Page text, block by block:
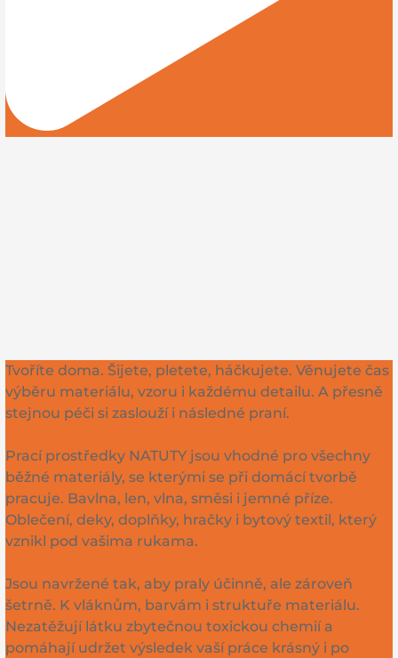
Tvoříte doma. Šijete, pletete, háčkujete. Věnujete čas
výběru materiálu, vzoru i každému detailu. A přesně
stejnou péči si zaslouží i následné praní.
Prací prostředky NATUTY jsou vhodné pro všechny
běžné materiály, se kterými se při domácí tvorbě
pracuje. Bavlna, len, vlna, směsi i jemné příze.
Oblečení, deky, doplňky, hračky i bytový textil, který
vznikl pod vašima rukama.
Jsou navržené tak, aby praly účinně, ale zároveň
šetrně. K vláknům, barvám i struktuře materiálu.
Nezatěžují látku zbytečnou toxickou chemií a
pomáhají udržet výsledek vaší práce krásný i po